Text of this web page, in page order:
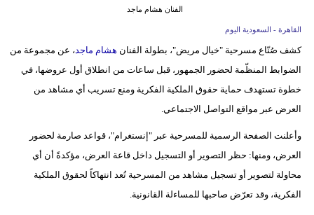
علوم
وتكنولوجيا
مدوَّنات
الفنان هشام ماجد
القاهرة - السعودية اليوم
كشف صُنّاع مسرحية "خيال مريض"، بطولة الفنان هشام ماجد، عن مجموعة من
الضوابط المنظّمة لحضور الجمهور، قبل ساعات من انطلاق أول عروضها، في
خطوة تستهدف حماية حقوق الملكية الفكرية ومنع تسريب أي مشاهد من
العرض عبر مواقع التواصل الاجتماعي.
وأعلنت الصفحة الرسمية للمسرحية عبر "إنستغرام"، قواعد صارمة لحضور
العرض، ومنها: حظر التصوير أو التسجيل داخل قاعة العرض، مؤكدةً أن أي
محاولة لتصوير أو تسجيل مشاهد من المسرحية تُعد انتهاكاً لحقوق الملكية
الفكرية، وقد تعرّض صاحبها للمساءلة القانونية.